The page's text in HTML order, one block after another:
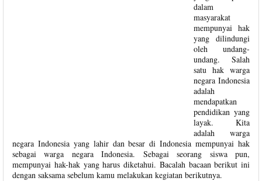
dalam
masyarakat
mempunyai hak
yang dilindungi
oleh undang-
undang. Salah
satu hak warga
negara Indonesia
adalah
mendapatkan
pendidikan yang
layak. Kita
adalah warga
negara Indonesia yang lahir dan besar di Indonesia mempunyai hak
sebagai warga negara Indonesia. Sebagai seorang siswa pun,
mempunyai hak-hak yang harus diketahui. Bacalah bacaan berikut ini
dengan saksama sebelum kamu melakukan kegiatan berikutnya.